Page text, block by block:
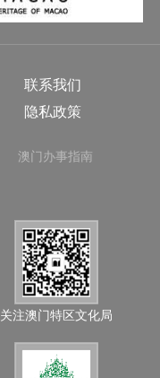
联系我们
隐私政策
澳门办事指南
关注澳门特区文化局